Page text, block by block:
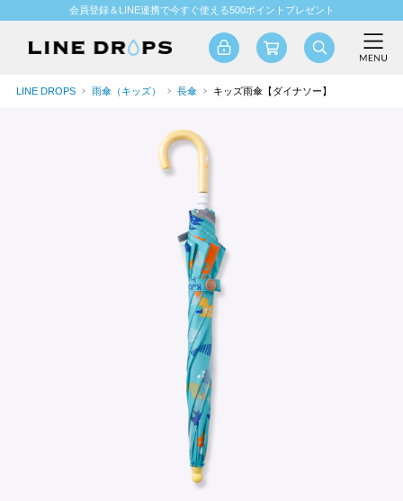
会員登録＆LINE連携で今すぐ使える500ポイントプレゼント
LINE DROPS 雨傘（キッズ） 長傘 キッズ雨傘【ダイナソー】